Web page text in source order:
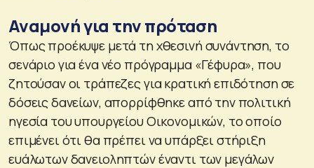
Αναμονή για την πρόταση
Όπως προέκυψε μετά τη χθεσινή συνάντηση, το
σενάριο για ένα νέο πρόγραμμα «Γέφυρα», που
ζητούσαν οι τράπεζες για κρατική επιδότηση σε
δόσεις δανείων, απορρίφθηκε από την πολιτική
ηγεσία του υπουργείου Οικονομικών, το οποίο
επιμένει ότι θα πρέπει να υπάρξει στήριξη
ευάλωτων δανειοληπτών έναντι των μεγάλων